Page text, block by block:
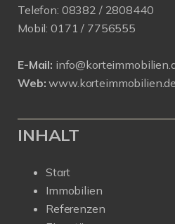
Telefon: 08382 / 2808440
Mobil: 0171 / 7756555
E-Mail:
Web: www.korteimmobilien.de
INHALT
Start
Immobilien
Referenzen